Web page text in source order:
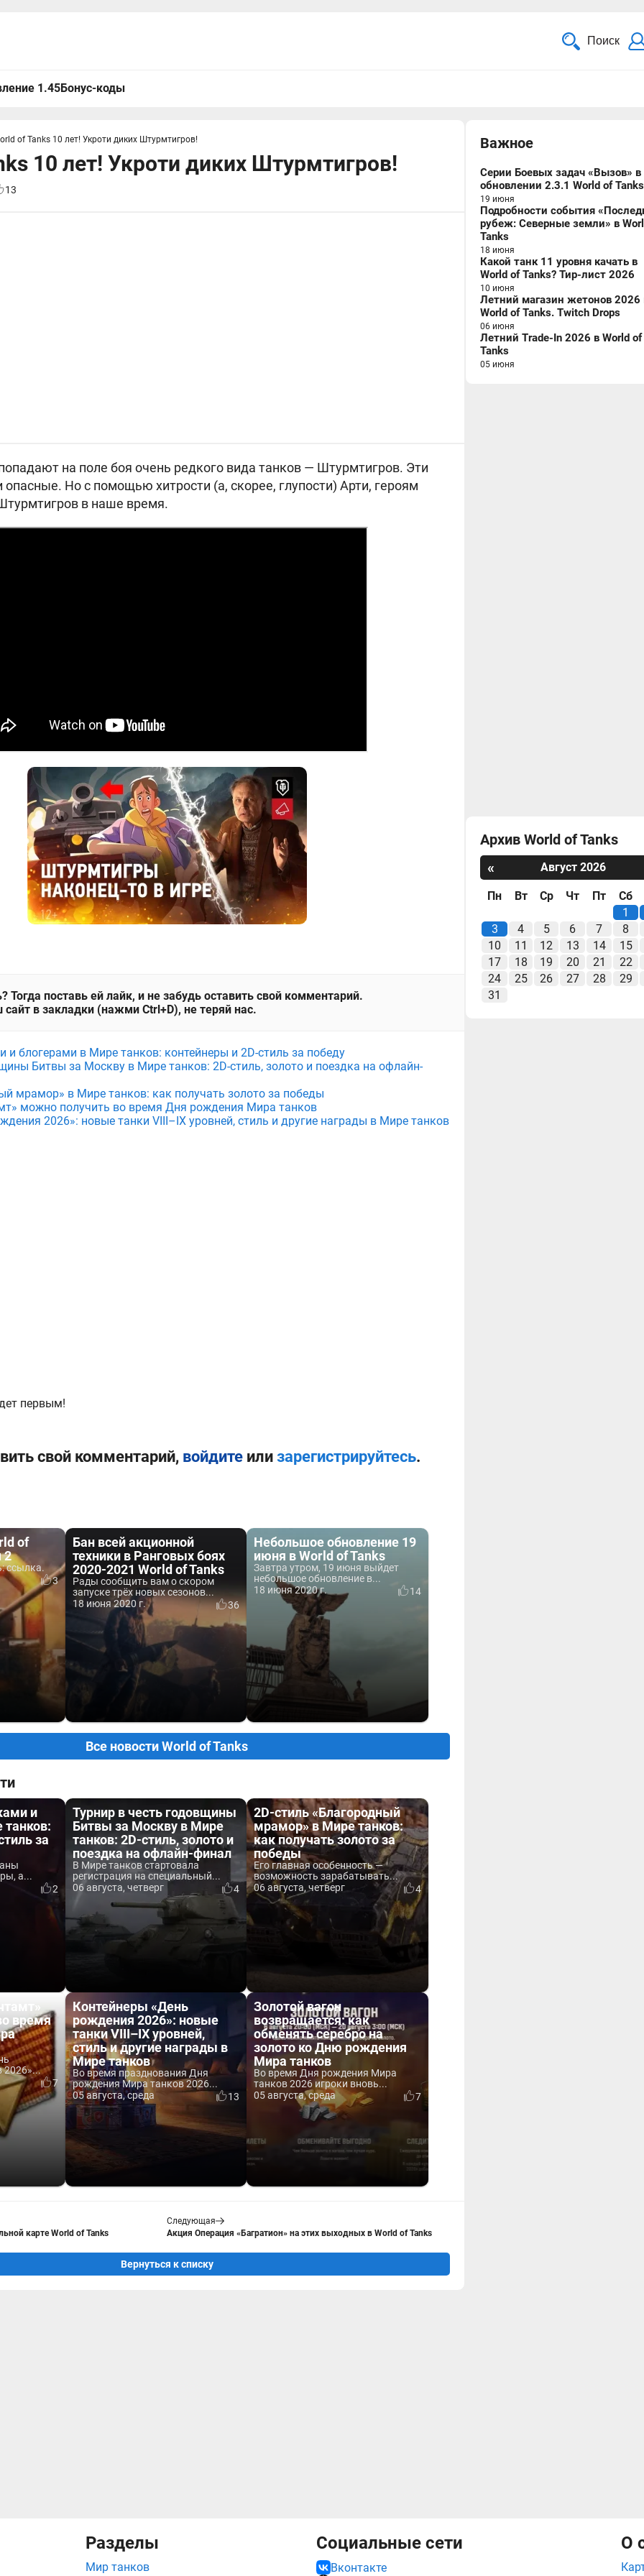
Поиск
1.45Бонус-коды
of Tanks 10 лет! Укроти диких Штурмтигров!
10 лет! Укроти диких Штурмтигров!
13
на поле боя очень редкого вида танков — Штурмтигров. Эти
Но с помощью хитрости (а, скорее, глупости) Арти, героям
в наше время.
Тогда поставь ей лайк, и не забудь оставить свой комментарий.
в закладки (нажми Ctrl+D), не теряй нас.
и блогерами в Мире танков: контейнеры и 2D-стиль за победу
Битвы за Москву в Мире танков: 2D-стиль, золото и поездка на офлайн-
мрамор» в Мире танков: как получать золото за победы
можно получить во время Дня рождения Мира танков
2026»: новые танки VIII–IX уровней, стиль и другие награды в Мире танков
первым!
свой комментарий, войдитеили зарегистрируйтесь.
of
2
ссылка.
3
Бан всей акционной
техники в Ранговых боях
2020-2021 World of Tanks
Рады сообщить вам о скором
запуске трёх новых сезонов...
18 июня 2020 г.
36
Небольшое обновление 19
июня в World of Tanks
Завтра утром, 19 июня выйдет
небольшое обновление в...
18 июня 2020 г.
14
Все новости World of Tanks
и
за
а...
2
Турнир в честь годовщины
Битвы за Москву в Мире
танков: 2D-стиль, золото и
поездка на офлайн-финал
В Мире танков стартовала
регистрация на специальный...
06 августа, четверг
4
2D-стиль «Благородный
мрамор» в Мире танков:
как получать золото за
победы
Его главная особенность —
возможность зарабатывать...
06 августа, четверг
4
время
2026»...
7
Контейнеры «День
рождения 2026»: новые
танки VIII–IX уровней,
стиль и другие награды в
Мире танков
Во время празднования Дня
рождения Мира танков 2026...
05 августа, среда
13
Золотой вагон
возвращается: как
обменять серебро на
золото ко Дню рождения
Мира танков
Во время Дня рождения Мира
танков 2026 игроки вновь...
05 августа, среда
7
карте World of Tanks
Следующая
Акция Операция «Багратион» на этих выходных в World of Tanks
Вернуться к списку
Важное
Серии Боевых задач «Вызов» в
обновлении 2.3.1 World of Tanks
19 июня
Подробности события
рубеж: Северные земли» в
Tanks
18 июня
Какой танк 11 уровня качать в
World of Tanks? Тир-лист 2026
10 июня
Летний магазин жетонов 2026
World of Tanks. Twitch Drops
06 июня
Летний Trade-In 2026 в World of
Tanks
05 июня
Архив World of Tanks
«
Август 2026
Пн Вт Ср Чт Пт
Сб
1
3
4 5 6 7
8
10
11 12 13 14
15
17
18 19 20 21
22
24
25 26 27 28
29
31
Разделы
Мир танков
Социальные сети
Вконтакте
О